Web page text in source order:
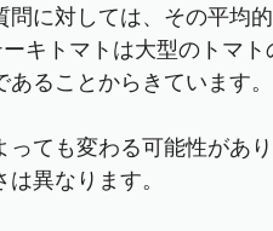
問に対しては、その平均
キトマトは大型のトマト
ることからきています。
ても変わる可能性があり
異なります。